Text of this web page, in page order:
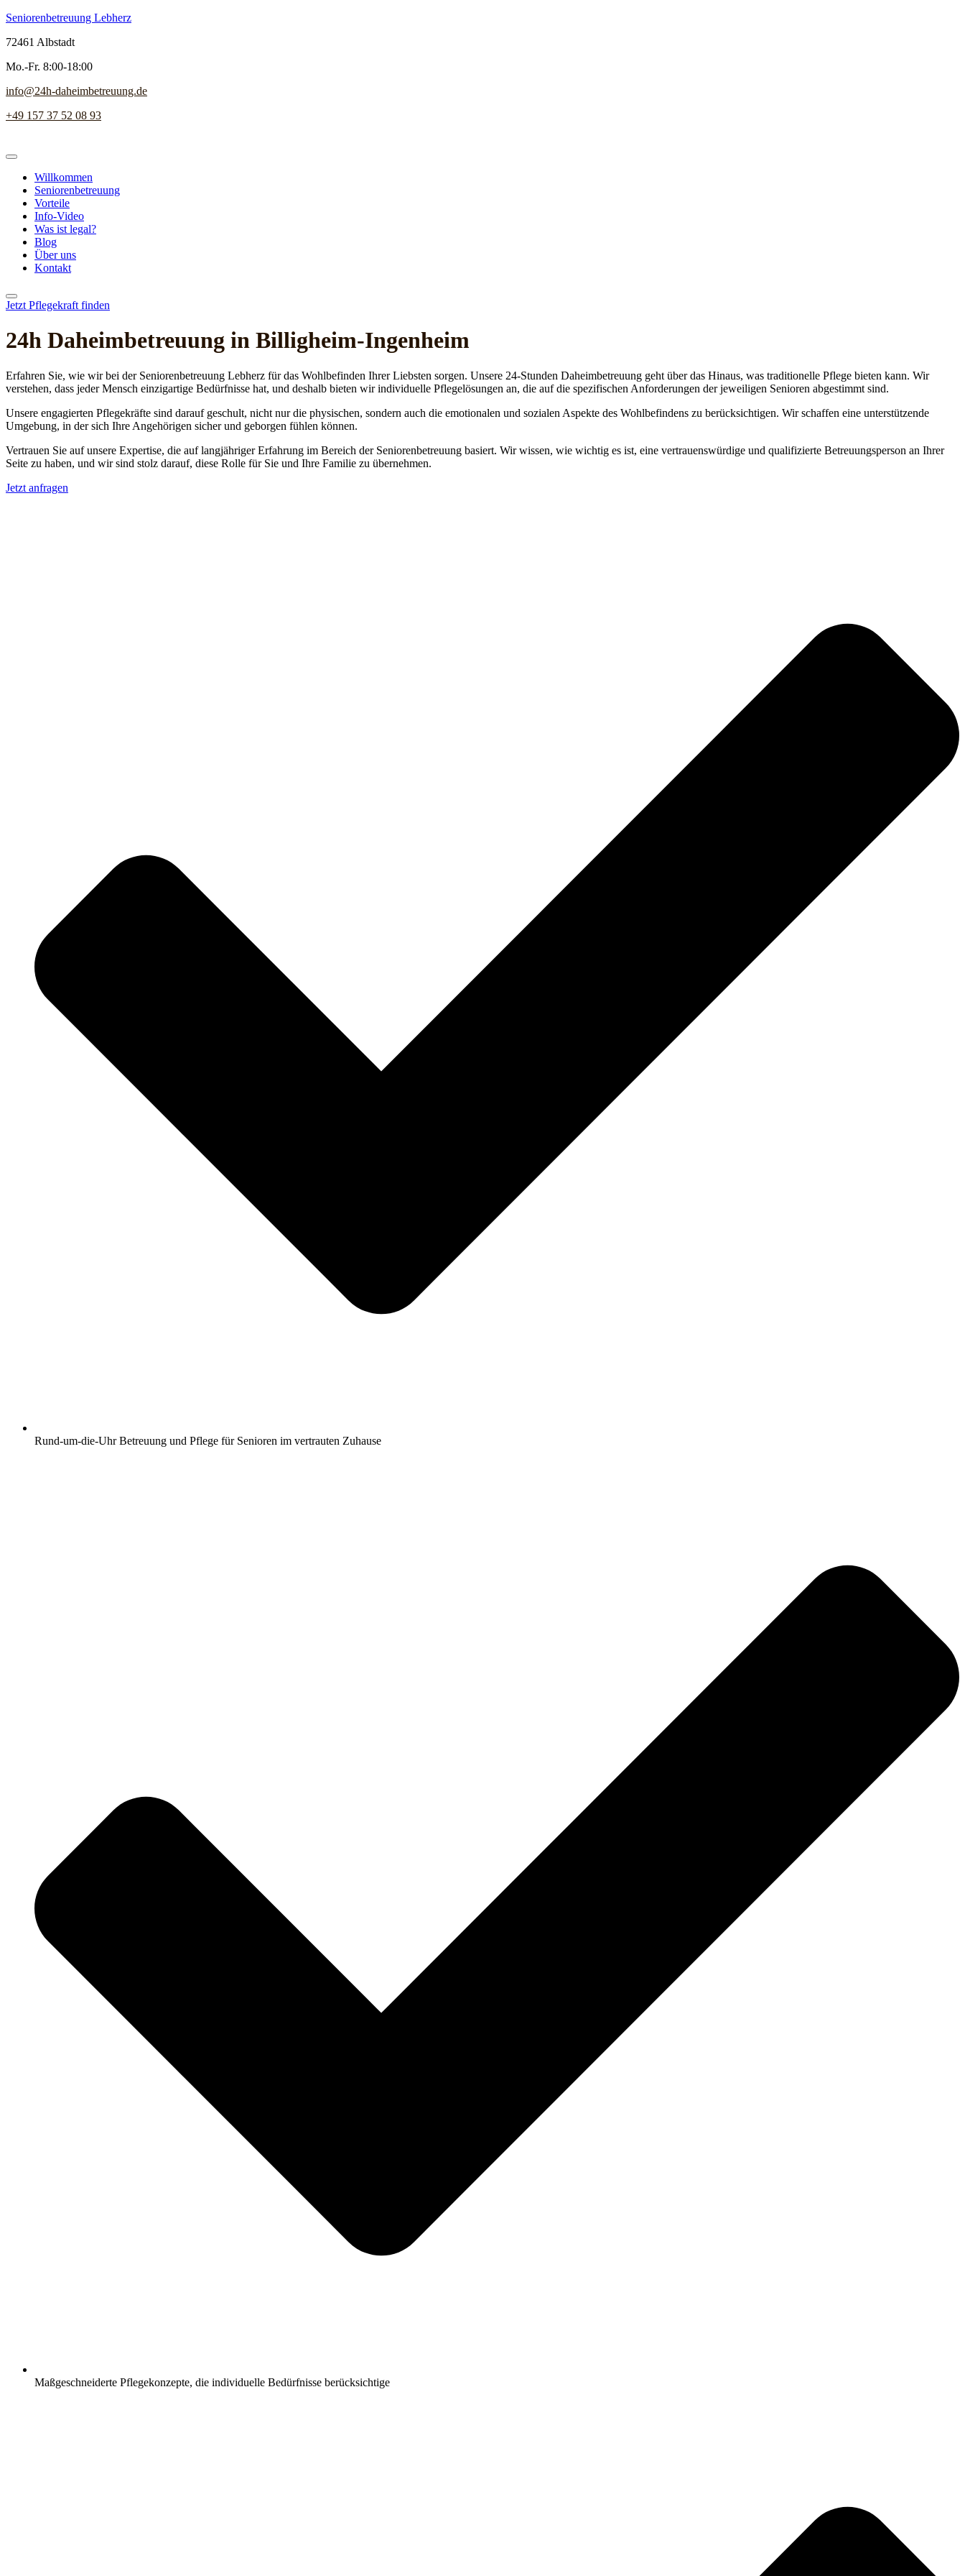
Seniorenbetreuung Lebherz
72461 Albstadt
Mo.-Fr. 8:00-18:00
info@24h-daheimbetreuung.de
+49 157 37 52 08 93
Willkommen
Seniorenbetreuung
Vorteile
Info-Video
Was ist legal?
Blog
Über uns
Kontakt
Jetzt Pflegekraft finden
24h Daheim­betreuung in Billigheim-Ingenheim
Erfahren Sie, wie wir bei der Seniorenbetreuung Lebherz für das Wohlbefinden Ihrer Liebsten sorgen. Unsere 24-Stunden Daheimbetreuung geht über das Hinaus, was traditionelle Pflege bieten kann. Wir
verstehen, dass jeder Mensch einzigartige Bedürfnisse hat, und deshalb bieten wir individuelle Pflegelösungen an, die auf die spezifischen Anforderungen der jeweiligen Senioren abgestimmt sind.
Unsere engagierten Pflegekräfte sind darauf geschult, nicht nur die physischen, sondern auch die emotionalen und sozialen Aspekte des Wohlbefindens zu berücksichtigen. Wir schaffen eine unterstützende
Umgebung, in der sich Ihre Angehörigen sicher und geborgen fühlen können.
Vertrauen Sie auf unsere Expertise, die auf langjähriger Erfahrung im Bereich der Seniorenbetreuung basiert. Wir wissen, wie wichtig es ist, eine vertrauenswürdige und qualifizierte Betreuungsperson an Ihrer
Seite zu haben, und wir sind stolz darauf, diese Rolle für Sie und Ihre Familie zu übernehmen.
Jetzt anfragen
Rund-um-die-Uhr Betreuung und Pflege für Senioren im vertrauten Zuhause
Maßgeschneiderte Pflegekonzepte, die individuelle Bedürfnisse berücksichtige